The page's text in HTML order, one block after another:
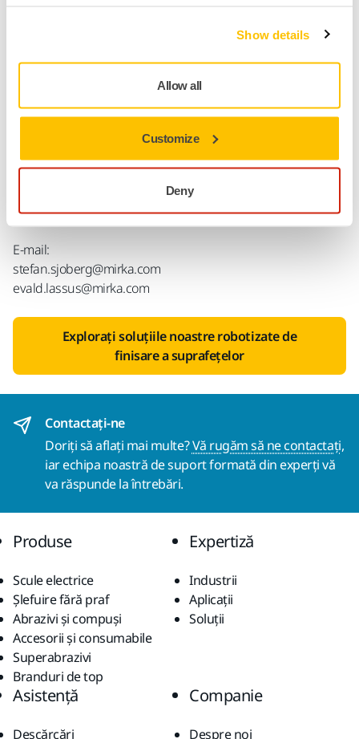
Show details
Allow all
Customize
Deny
Boveri – a fost un pionier în automatizare încă din anii 1970.
dezvolta și de a oferi soluții de vârf în domeniul finisării
automate a suprafețelor, atât pentru clienții existenți, cât și
Pentru mai multe informații, vă rugăm să luați legătura
cu Stefan Sjöberg, CEO al Mirka, sau Evald Lassus,
manager pentru sectorul de afaceri la Mirka.
E-mail:
stefan.sjoberg@mirka.com
evald.lassus@mirka.com
Explorați soluțiile noastre robotizate de
finisare a suprafețelor
Contactaţi-ne
Doriți să aflați mai multe?Vă rugăm să ne contactați,
iar echipa noastră de suport formată din experți vă
va răspunde la întrebări.
Produse
Scule electrice
Șlefuire fără praf
Abrazivi și compuși
Accesorii și consumabile
Superabrazivi
Branduri de top
Expertiză
Industrii
Aplicații
Soluții
Asistență
Descărcări
Companie
Despre noi